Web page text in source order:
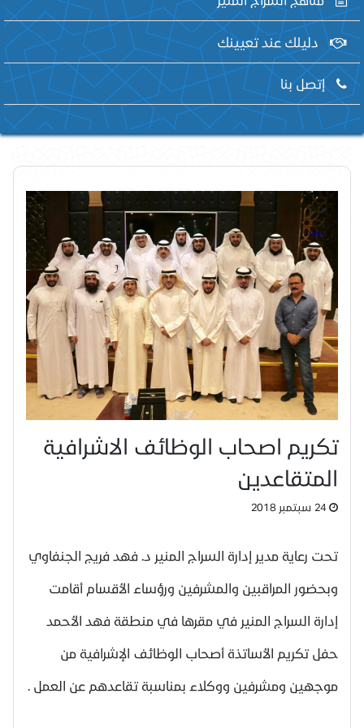
دليلك عند تعيينك
إتصل بنا
تكريم اصحاب الوظائف الاشرافية
المتقاعدين
24 سبتمبر 2018
تحت رعاية مدير إدارة السراج المنير د. فهد فريج الجنفاوي
وبحضور المراقبين والمشرفين ورؤساء الأقسام أقامت
إدارة السراج المنير في مقرها في منطقة فهد الأحمد
حفل تكريم الأساتذة أصحاب الوظائف الإشرافية من
موجهين ومشرفين ووكلاء بمناسبة تقاعدهم عن العمل .